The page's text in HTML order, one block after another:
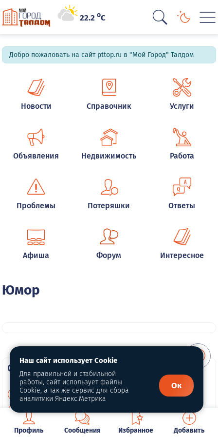
22.2oC
Добро пожаловать на сайт pttop.ru в "Мой Город" Талдом
Новости Справочник Услуги
Объявления Недвижимость Работа
Проблемы Потеряшки Ответы
Афиша Форум Интересное
Юмор
О портале
О нас
Политика конфиденциальности
Обработка персональных данных
Профиль Сообщения Избранное Добавить
Наш сайт использует Cookie
Для правильной и стабильной
работы, сайт использует файлы
Cookie, а так же сервис для сбора
аналитики Яндекс.Метрика
Ок